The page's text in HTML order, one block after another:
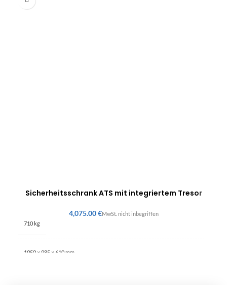
Sicherheitsschrank ATS mit integriertem Tresor
€
710 kg
1950 × 985 × 610 mm